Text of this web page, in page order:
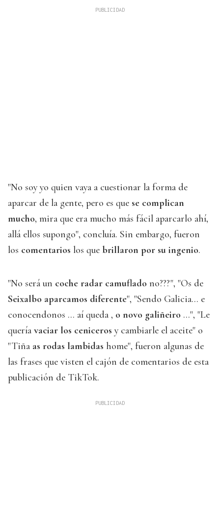
"No soy yo quien vaya a cuestionar la forma de
aparcar de la gente, pero es que se complican
mucho, mira que era mucho más fácil aparcarlo ahí,
allá ellos supongo", concluía. Sin embargo, fueron
los comentarios los que brillaron por su ingenio.
"No será un coche radar camuflado no???", "Os de
Seixalbo aparcamos diferente", "Sendo Galicia... e
conocendonos ... aí queda , o novo galiñeiro ...", "Le
quería vaciar los ceniceros y cambiarle el aceite" o
"Tiña as rodas lambidas home", fueron algunas de
las frases que visten el cajón de comentarios de esta
publicación de TikTok.